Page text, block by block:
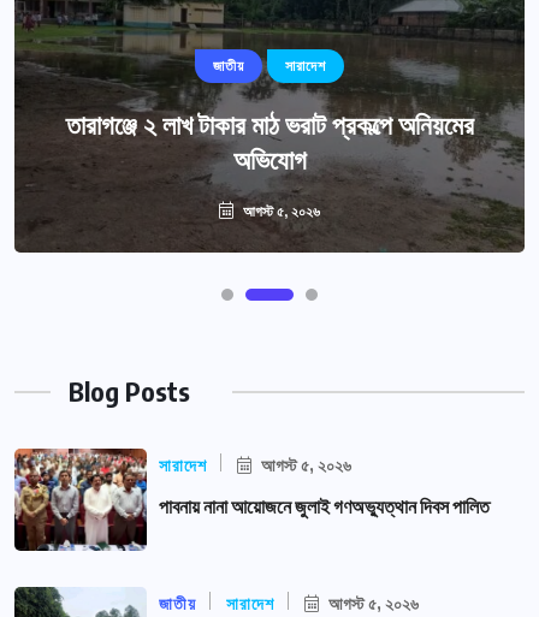
জাতীয় সারাদেশ
তারাগঞ্জে ২ লাখ টাকার মাঠ ভরাট প্রকল্পে অনিয়মের
অভিযোগ
আগস্ট ৫, ২০২৬
Blog Posts
সারাদেশ আগস্ট ৫, ২০২৬
পাবনায় নানা আয়োজনে জুলাই গণঅভ্যুত্থান দিবস পালিত
জাতীয় সারাদেশ আগস্ট ৫, ২০২৬